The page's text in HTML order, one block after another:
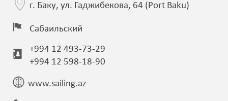
г. Баку, ул. Гаджибекова, 64 (Port Baku)
Сабаильский
+994 12 493-73-29
+994 12 598-18-90
www.sailing.az